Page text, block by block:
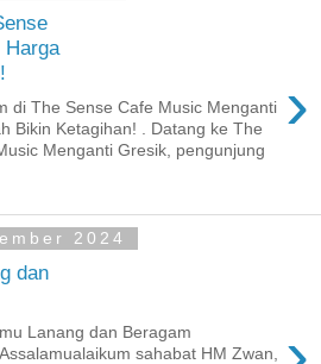
Harga
›
di The Sense Cafe Music Menganti
Bikin Ketagihan! . Datang ke The
Menganti Gresik, pengunjung
2024
dan
Lanang dan Beragam
sahabat HM Zwan,